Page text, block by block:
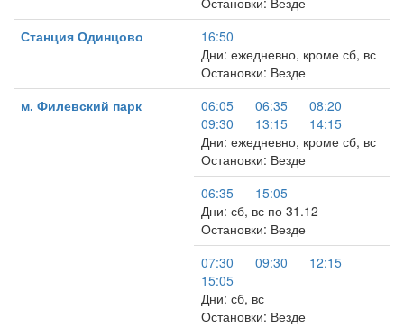
Станция Одинцово
16:50
Дни: ежедневно, кроме сб, вс
Остановки: Везде
м. Филевский парк
06:05 06:35
08:20
09:30
13:15
14:15
Дни: ежедневно, кроме сб, вс
Остановки: Везде
06:35
15:05
Дни: сб, вс по 31.12
Остановки: Везде
07:30
09:30
12:15
15:05
Дни: сб, вс
Остановки: Везде